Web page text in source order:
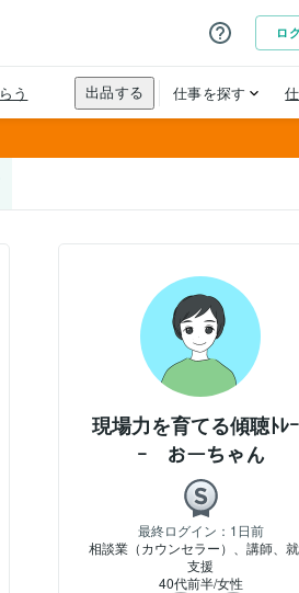
現場力を育てる傾聴ﾄﾚ
ｰ おーちゃん
最終ログイン： 1日前
相談業（カウンセラー）、講師、
支援
40代前半女性